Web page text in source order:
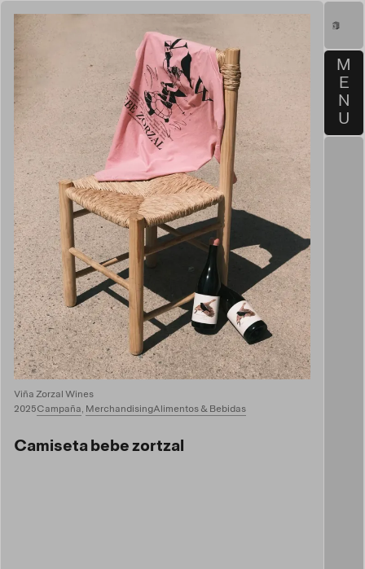
Viña Zorzal Wines
2025Campaña, MerchandisingAlimentos & Bebidas
Camiseta bebe zortzal
M
E
N
U